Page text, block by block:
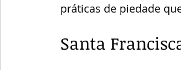
práticas de piedade
Santa